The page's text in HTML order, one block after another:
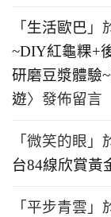
「 生活歐巴 」
~DIY紅龜粿+
研磨豆漿體驗
遊〉發佈留言
「 微笑的眼 」
台84線欣賞黃
「 平步青雲 」